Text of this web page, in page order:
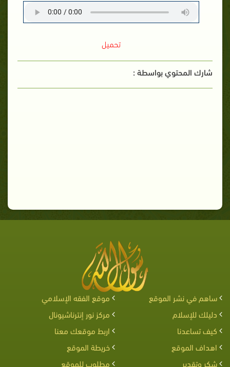
تحميل
شارك المحتوي بواسطة :
ساهم في نشر الموقع
موقع الفقه الإسلامي
دليلك للإسلام
مركز نور إنترناشيونال
كيف تساعدنا
اربط موقعك معنا
اهداف الموقع
خريطة الموقع
شكر وتقدير
مطلوب للموقع